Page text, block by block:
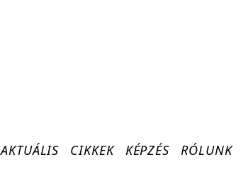
AKTUÁLIS CIKKEK KÉPZÉS RÓLUNK